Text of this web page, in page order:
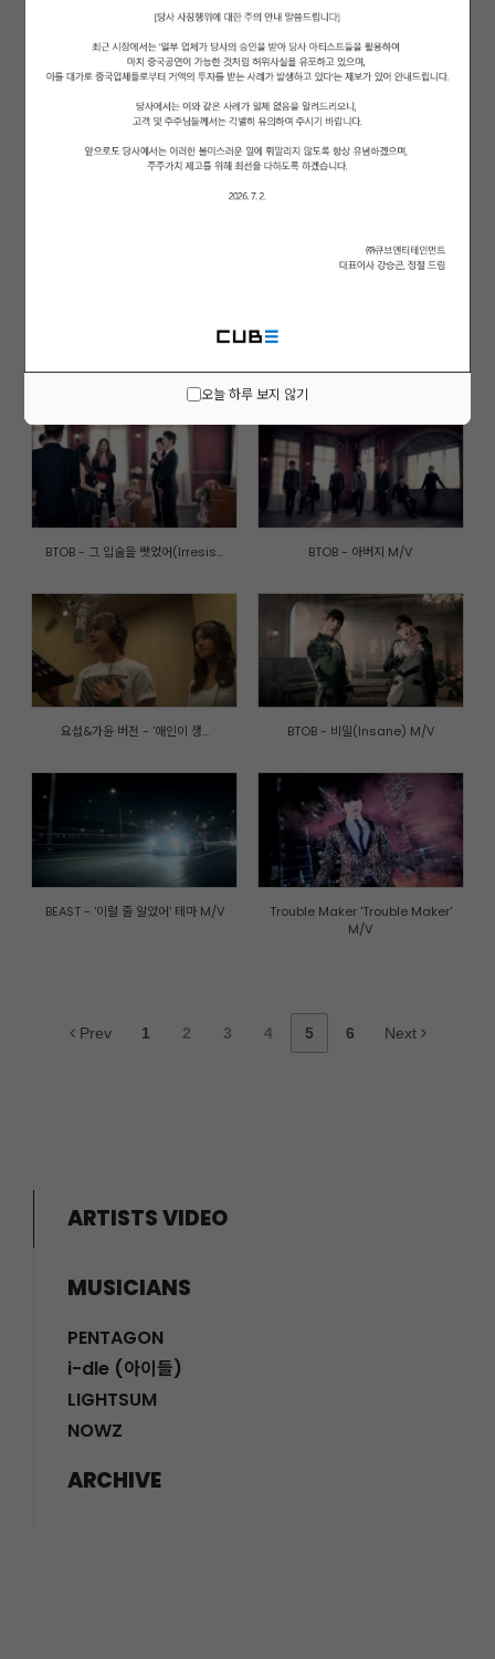
오늘 하루 보지 않기
노지훈 (Roh Jihoon) - 벌 받나 ... HYUNA - 'Ice Cream' (Official M...
BEAST '아름다운 밤이야 (Beautif... 비투비,유성은 '사랑병'
BTOB - 그 입술을 뺏었어(Irresis... BTOB - 아버지 M/V
요섭&가윤 버전 - '애인이 생... BTOB - 비밀(Insane) M/V
BEAST - '이럴 줄 알았어' 테마 M/V
Trouble Maker 'Trouble Maker'
M/V
Prev 1 2 3 4 5 6 Next
ARTISTS VIDEO
MUSICIANS
PENTAGON
i-dle (아이들)
LIGHTSUM
NOWZ
ARCHIVE